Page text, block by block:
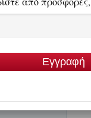
& Ιουλιανού 17,
σημεία
στο λιμάνι του